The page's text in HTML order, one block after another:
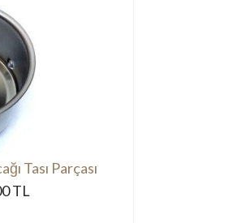
Tası Parçası
TL